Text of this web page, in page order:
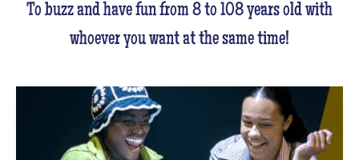
To buzz and have fun from 8 to 108 years old with
whoever you want at the same time!